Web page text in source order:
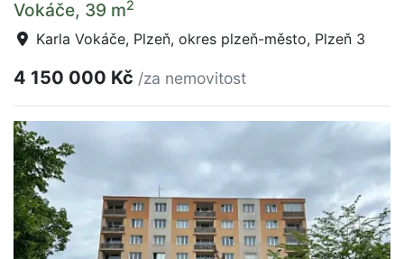
Vokáče, 39 m2
Karla Vokáče, Plzeň, okres plzeň-město, Plzeň 3
4 150 000 Kč /za nemovitost